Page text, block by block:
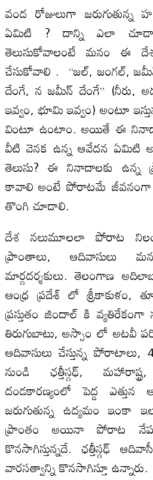
వంద రోజులుగా
ఏమిటి ? దాన్ని ఎలా
తెలుసుకోవాలంటే మనం ఈ
చేసుకోవాలి . “జల్, జంగల్,
దేంగే, న జమీన్ దేంగే” (నీరు,
ఇవ్వం, భూమి ఇవ్వం) అంటూ
వింటూ ఉంటాం. అయితే ఈ
వీటి వెనక ఉన్న ఆవేదన ఏమిటి
తెలుసు? ఈ నినాదాలకు ఉన్న
కావాలి అంటే పోరాటమే జీవనంగా
తొంగి చూడాలి.
దేశ నలుమూలలా పోరాట
ప్రాంతాలు, ఆదివాసులు
మార్గదర్శకులు. తెలంగాణ
ఆంధ్ర ప్రదేశ్ లో శ్రీకాకుళం,
ప్రస్తుతం జిందాల్ కి వ్యతిరేకంగా
తిరుగుబాటు, అస్సాం లో అటవీ
ఆదివాసులు చేస్తున్న
నుండి ఛత్తీస్గఢ్,
దండకారణ్యంలో పెద్ద
జరుగుతున్న ఉద్యమం
ప్రాంతం అయినా పోరాట
కొనసాగిస్తున్నదే. ఛత్తీస్గఢ్
వారసత్వాన్ని కొనసాగిస్తూ ఉన్నారు.